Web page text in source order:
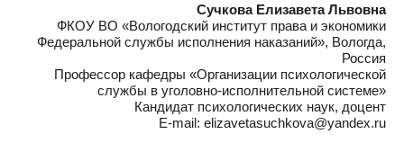
Сучкова Елизавета Львовна
ФКОУ ВО «Вологодский институт права и экономики
Федеральной службы исполнения наказаний», Вологда,
Россия
Профессор кафедры «Организации психологической
службы в уголовно-исполнительной системе»
Кандидат психологических наук, доцент
E-mail: elizavetasuchkova@yandex.ru